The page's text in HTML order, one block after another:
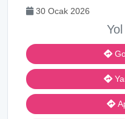
30 Ocak 2026